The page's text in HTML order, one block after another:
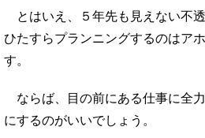
とはいえ、５年先も見えない不
ひたすらプランニングするのはア
す。
ならば、目の前にある仕事に全
にするのがいいでしょう。